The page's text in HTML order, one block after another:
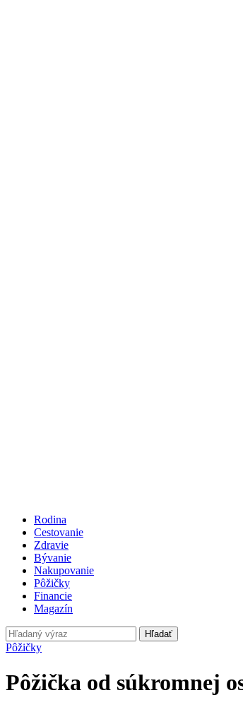
Rodina
Cestovanie
Zdravie
Bývanie
Nakupovanie
Pôžičky
Financie
Magazín
Hľadať
Pôžičky
Pôžička od súkromnej